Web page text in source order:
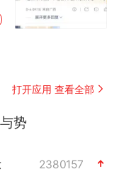
打开应用 查看全部
势
2380157